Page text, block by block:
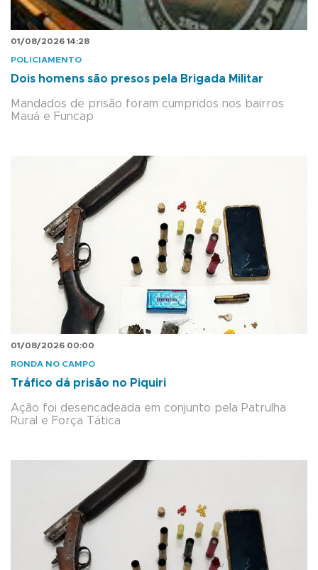
01/08/2026 14:28
POLICIAMENTO
Dois homens são presos pela Brigada Militar
Mandados de prisão foram cumpridos nos bairros
Mauá e Funcap
01/08/2026 00:00
RONDA NO CAMPO
Tráfico dá prisão no Piquiri
Ação foi desencadeada em conjunto pela Patrulha
Rural e Força Tática